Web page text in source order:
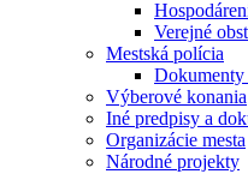
Verejné
Mestská polícia
Výberové konania
Iné predpisy a
Organizácie mesta
Národné projekty